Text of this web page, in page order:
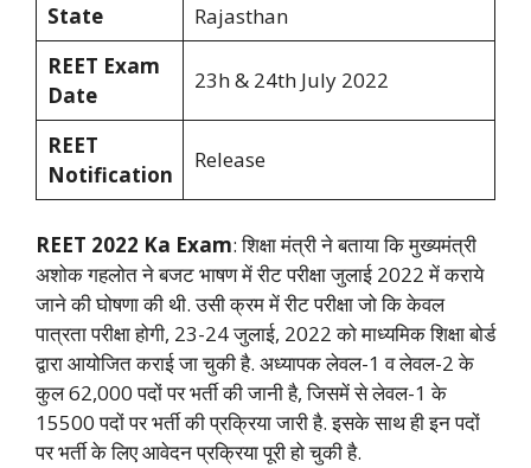
State
Rajasthan
REET Exam
Date
23h & 24th July 2022
REET
Notification
Release
REET 2022 Ka Exam: शिक्षा मंत्री ने बताया कि मुख्यमंत्री
अशोक गहलोत ने बजट भाषण में रीट परीक्षा जुलाई 2022 में कराये
जाने की घोषणा की थी. उसी क्रम में रीट परीक्षा जो कि केवल
पात्रता परीक्षा होगी, 23-24 जुलाई, 2022 को माध्यमिक शिक्षा बोर्ड
द्वारा आयोजित कराई जा चुकी है. अध्यापक लेवल-1 व लेवल-2 के
कुल 62,000 पदों पर भर्ती की जानी है, जिसमें से लेवल-1 के
15500 पदों पर भर्ती की प्रक्रिया जारी है. इसके साथ ही इन पदों
पर भर्ती के लिए आवेदन प्रक्रिया पूरी हो चुकी है.